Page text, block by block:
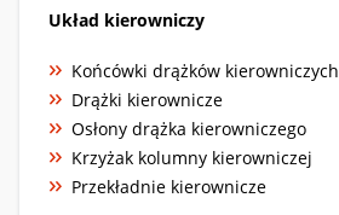
Układ kierowniczy
Końcówki drążków kierowniczych
Drążki kierownicze
Osłony drążka kierowniczego
Krzyżak kolumny kierowniczej
Przekładnie kierownicze